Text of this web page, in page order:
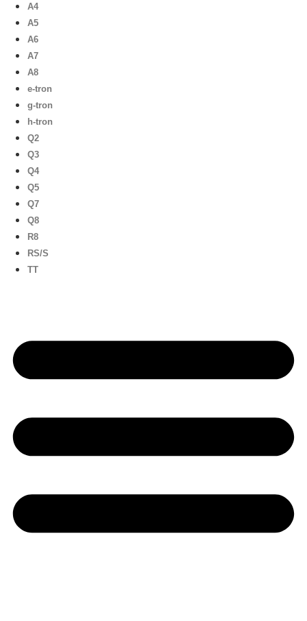
A4
A5
A6
A7
A8
e-tron
g-tron
h-tron
Q2
Q3
Q4
Q5
Q7
Q8
R8
RS/S
TT